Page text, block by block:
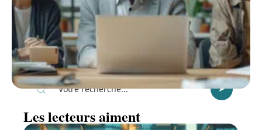
Recherche
Les lecteurs aiment